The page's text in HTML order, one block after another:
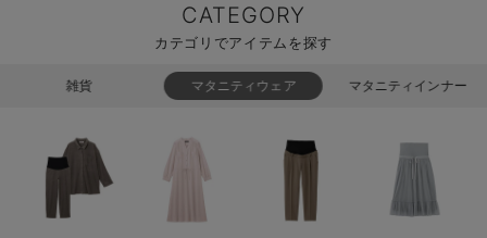
ベビー セットアップ
ベビー帽子（新生児・乳児）
新生児スリーパー・ベビーパジャマ
授乳・調乳・お食事
赤ちゃん 洗剤・洗濯用品・お掃除
赤ちゃん お風呂・ベビースキンケア
ブラトップ
快適機能ウェア特集 トップス
快適機能ウェア特集 ボトムス
ベビー
あったかアイテム｜
もらって嬉しいギフト
何枚あっても嬉しい
長く使えるアイテム
裏起毛素材
CATEGORY
カテゴリでアイテムを探す
雑貨 マタニティウェア マタニティインナー